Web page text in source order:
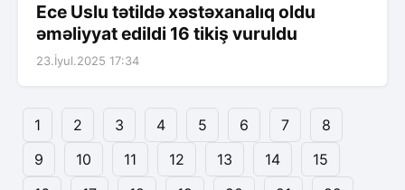
Ece Uslu tətildə xəstəxanalıq oldu
əməliyyat edildi 16 tikiş vuruldu
23.İyul.2025 17:34
1 2 3 4 5 6 7
8
9
10 11 12 13 14
15